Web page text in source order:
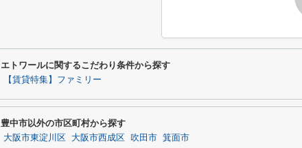
エトワールに関するこだわり条件から探す
【賃貸特集】ファミリー
豊中市以外の市区町村から探す
大阪市東淀川区 大阪市西成区 吹田市 箕面市